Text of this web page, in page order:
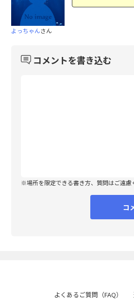
よっちゃんさん
コメントを書き込む
※場所を限定できる書き方、質問はご遠慮
よくあるご質問（FAQ）